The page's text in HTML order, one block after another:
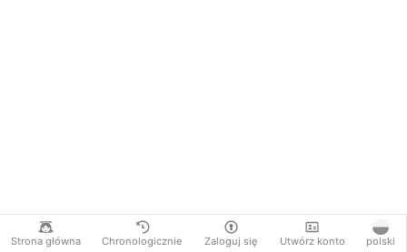
Strona główna Chronologicznie Zaloguj się Utwórz konto polski